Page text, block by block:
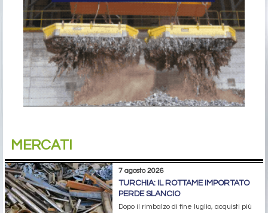
MERCATI
7 agosto 2026
TURCHIA: IL ROTTAME IMPORTATO
PERDE SLANCIO
Dopo il rimbalzo di fine luglio, acquisti più